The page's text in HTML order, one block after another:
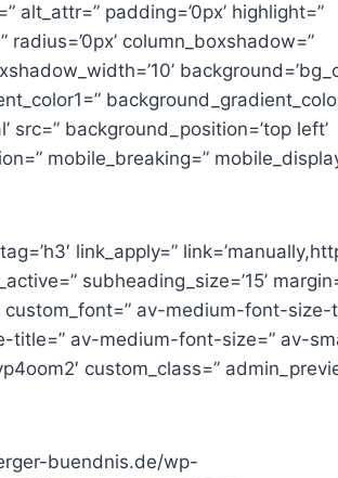
alt_attr=” padding=’0px’ highlight=”
column_boxshadow=”
src=” background_position=’top left’
mobile_breaking=”
link_apply=”
subheading_size=’15’
custom_font=” av-medium-font-
av-medium-font-size=” av-
custom_class=”
buendnis.de/wp-